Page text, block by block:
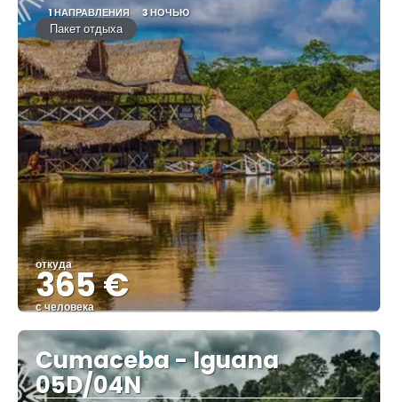
1 НАПРАВЛЕНИЯ 3 НОЧЬЮ
Пакет отдыха
откуда
365 €
с человека
Видеть
Cumaceba - Iguana
05D/04N